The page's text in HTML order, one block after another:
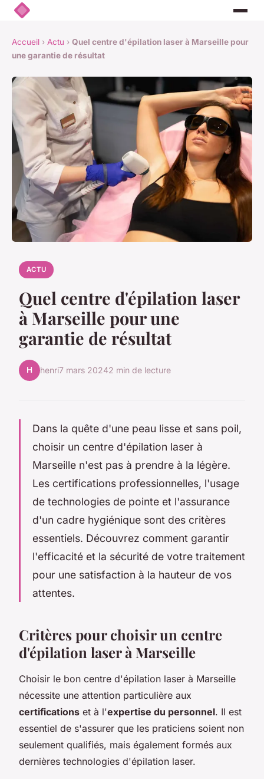
Accueil › Actu › Quel centre d'épilation laser à Marseille pour
une garantie de résultat
ACTU
Quel centre d'épilation laser
à Marseille pour une
garantie de résultat
H henri7 mars 20242 min de lecture
Dans la quête d'une peau lisse et sans poil,
choisir un centre d'épilation laser à
Marseille n'est pas à prendre à la légère.
Les certifications professionnelles, l'usage
de technologies de pointe et l'assurance
d'un cadre hygiénique sont des critères
essentiels. Découvrez comment garantir
l'efficacité et la sécurité de votre traitement
pour une satisfaction à la hauteur de vos
attentes.
Critères pour choisir un centre
d'épilation laser à Marseille
Choisir le bon centre d'épilation laser à Marseille
nécessite une attention particulière aux
certifications et à l'expertise du personnel. Il est
essentiel de s'assurer que les praticiens soient non
seulement qualifiés, mais également formés aux
dernières technologies d'épilation laser.